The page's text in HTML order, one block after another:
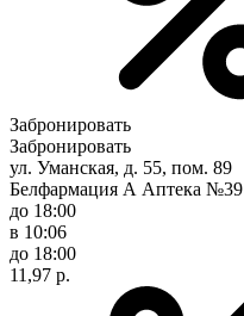
Забронировать
Забронировать
ул. Уманская, д. 55, пом. 89
Белфармация А Аптека №39
до 18:00
в 10:06
до 18:00
11,97 р.